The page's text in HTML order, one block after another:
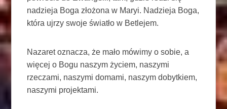
nadzieja Boga złożona w Maryi. Nadzieja Boga,
która ujrzy swoje światło w Betlejem.
Nazaret oznacza, że ​​mało mówimy o sobie, a
więcej o Bogu naszym życiem, naszymi
rzeczami, naszymi domami, naszym dobytkiem,
naszymi projektami.